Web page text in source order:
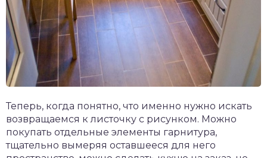
Теперь, когда понятно, что именно нужно искать
возвращаемся к листочку с рисунком. Можно
покупать отдельные элементы гарнитура,
тщательно вымеряя оставшееся для него